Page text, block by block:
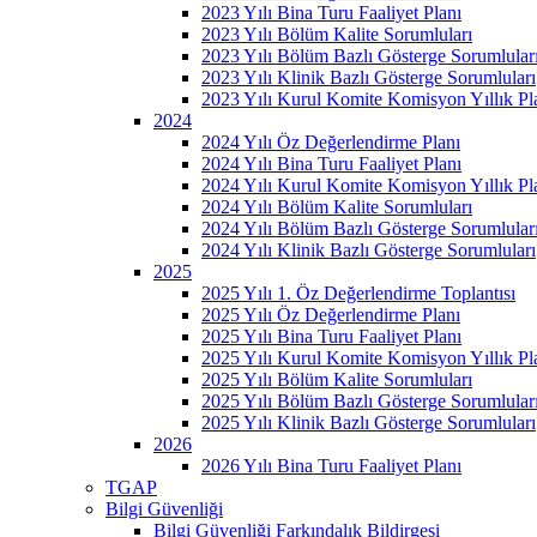
2023 Yılı Bina Turu Faaliyet Planı
2023 Yılı Bölüm Kalite Sorumluları
2023 Yılı Bölüm Bazlı Gösterge Sorumluları
2023 Yılı Klinik Bazlı Gösterge Sorumluları
2023 Yılı Kurul Komite Komisyon Yıllık
2024
2024 Yılı Öz Değerlendirme Planı
2024 Yılı Bina Turu Faaliyet Planı
2024 Yılı Kurul Komite Komisyon Yıllık
2024 Yılı Bölüm Kalite Sorumluları
2024 Yılı Bölüm Bazlı Gösterge Sorumluları
2024 Yılı Klinik Bazlı Gösterge Sorumluları
2025
2025 Yılı 1. Öz Değerlendirme Toplantısı
2025 Yılı Öz Değerlendirme Planı
2025 Yılı Bina Turu Faaliyet Planı
2025 Yılı Kurul Komite Komisyon Yıllık
2025 Yılı Bölüm Kalite Sorumluları
2025 Yılı Bölüm Bazlı Gösterge Sorumluları
2025 Yılı Klinik Bazlı Gösterge Sorumluları
2026
2026 Yılı Bina Turu Faaliyet Planı
TGAP
Bilgi Güvenliği
Bilgi Güvenliği Farkındalık Bildirgesi